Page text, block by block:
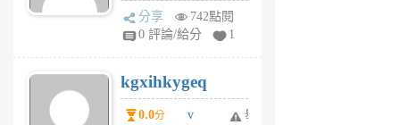
wi
w
6
個
月
分享
742點閱
0 評論/給分
1
kgxihkygeq
0.0分
v
舉